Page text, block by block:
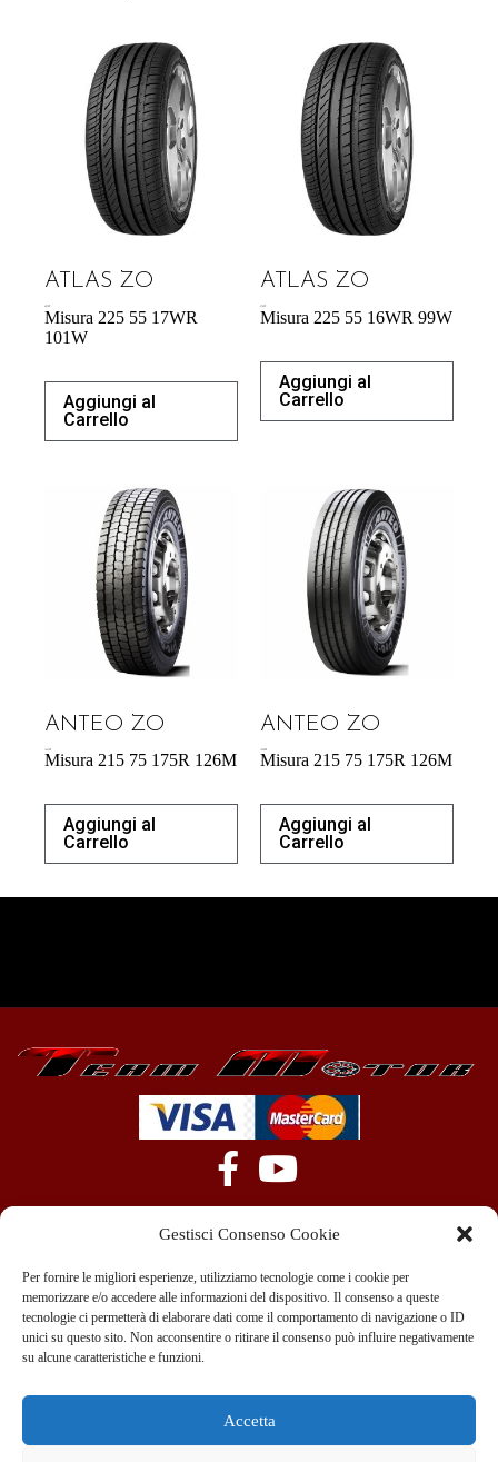
Gestisci Consenso Cookie
Per fornire le migliori esperienze, utilizziamo tecnologie come i cookie per
memorizzare e/o accedere alle informazioni del dispositivo. Il consenso a queste
tecnologie ci permetterà di elaborare dati come il comportamento di navigazione o ID
unici su questo sito. Non acconsentire o ritirare il consenso può influire negativamente
su alcune caratteristiche e funzioni.
Accetta
ATLAS ZO
Misura 225 55 17WR
101W
Aggiungi al
Carrello
ATLAS ZO
Misura 225 55 16WR 99W
Aggiungi al
Carrello
ANTEO ZO
Misura 215 75 175R 126M
Aggiungi al
Carrello
ANTEO ZO
Misura 215 75 175R 126M
Aggiungi al
Carrello
+39 351 970 89 33
info@teammotor.it